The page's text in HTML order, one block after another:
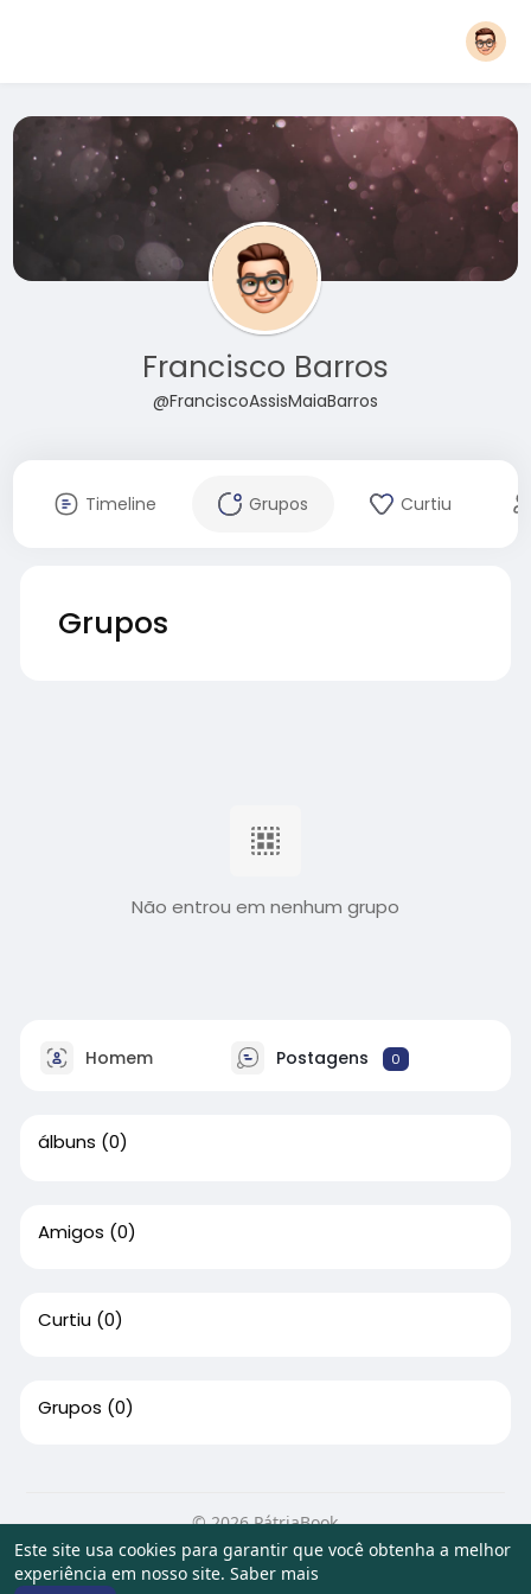
Este site usa cookies para garantir que você obtenha a melhor
experiência em nosso site. Saber mais
Francisco Barros
@FranciscoAssisMaiaBarros
Timeline Grupos Curtiu
Grupos
Não entrou em nenhum grupo
Homem Postagens 0
álbuns (0)
Amigos (0)
Curtiu (0)
Grupos (0)
© 2026 PátriaBook
Início
Sobre Contato Privacidade
Termos de Uso
Artigos